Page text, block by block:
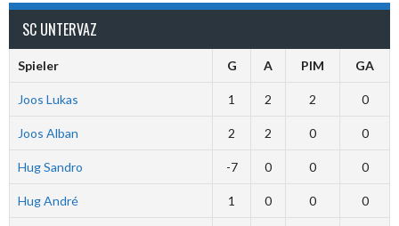
SC UNTERVAZ
Spieler G A PIM GA
Joos Lukas 1 2 2 0
Joos Alban 2 2 0 0
Hug Sandro -7 0 0 0
Hug André 1 0 0 0